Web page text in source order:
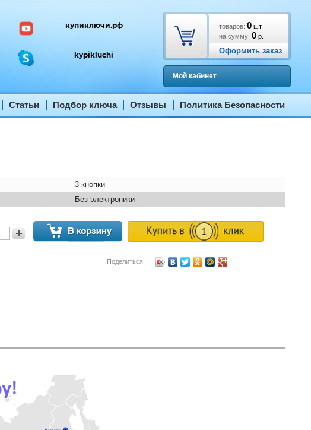
Статьи Подбор ключа Отзывы Политика Безопасности
Мой кабинет
купиключи.рф
kypikluchi
товаров:0 шт.
на сумму:0 р.
Оформить заказ
3 кнопки
Без электроники
Поделиться